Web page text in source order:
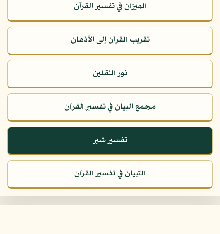
الميزان في تفسير القرآن
تقريب القرآن إلى الأذهان
نور الثقلين
مجمع البيان في تفسير القرآن
تفسير شبر
التبيان في تفسير القرآن